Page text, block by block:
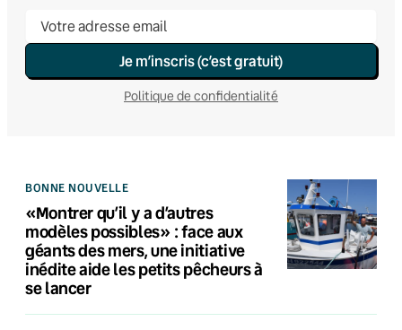
Je m’inscris (c’est gratuit)
Politique de confidentialité
BONNE NOUVELLE
«Montrer qu’il y a d’autres
modèles possibles» : face aux
géants des mers, une initiative
inédite aide les petits pêcheurs à
se lancer